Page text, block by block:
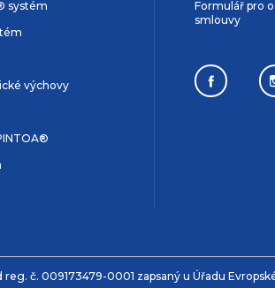
systém
výchovy
Formulář pro
smlouvy
č. 009173479-0001 zapsaný u Úřadu